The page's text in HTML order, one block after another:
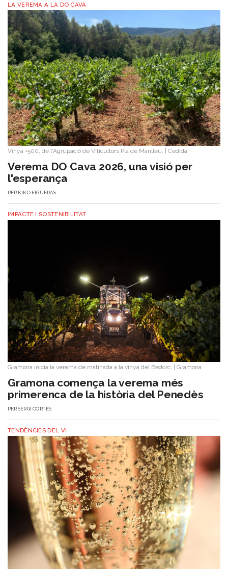
LA VEREMA A LA DO CAVA
Vinya +500, de l'Agrupació de Viticultors Pla de Manlleu. Cedida
Verema DO Cava 2026, una visió per
l'esperança
PER KIKO FIGUERAS
IMPACTE I SOSTENIBILITAT
Gramona inicia la verema de matinada a la vinya del Bedorc. Gramona
Gramona comença la verema més
primerenca de la història del Penedès
PERSERGI CORTÉS
TENDÈNCIES DEL VI